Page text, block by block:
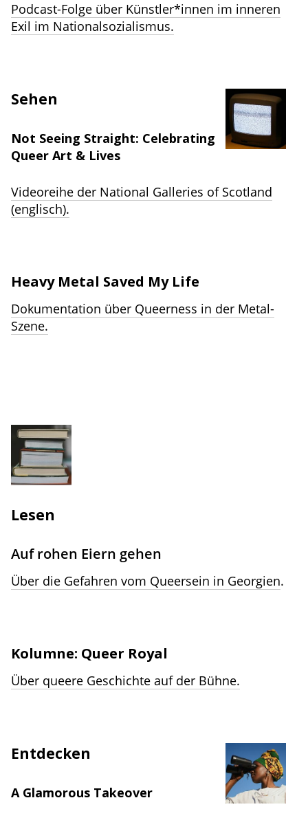
Podcast-Folge über Künstler*innen im inneren
Exil im Nationalsozialismus.
Sehen
Not Seeing Straight: Celebrating
Queer Art & Lives
Videoreihe der National Galleries of Scotland
(englisch).
Heavy Metal Saved My Life
Dokumentation über Queerness in der Metal-
Szene.
Lesen
Auf rohen Eiern gehen
Über die Gefahren vom Queersein in Georgien.
Kolumne: Queer Royal
Über queere Geschichte auf der Bühne.
Entdecken
A Glamorous Takeover